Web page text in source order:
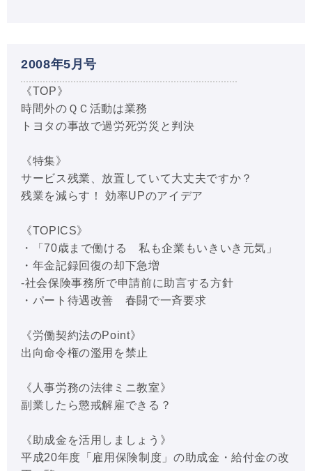
2008年5月号
《TOP》
時間外のＱＣ活動は業務
トヨタの事故で過労死労災と判決
《特集》
サービス残業、放置していて大丈夫ですか？
残業を減らす！ 効率UPのアイデア
《TOPICS》
・「70歳まで働ける 私も企業もいきいき元気」
・年金記録回復の却下急増
-社会保険事務所で申請前に助言する方針
・パート待遇改善 春闘で一斉要求
《労働契約法のPoint》
出向命令権の濫用を禁止
《人事労務の法律ミニ教室》
副業したら懲戒解雇できる？
《助成金を活用しましょう》
平成20年度「雇用保険制度」の助成金・給付金の改